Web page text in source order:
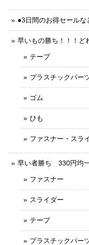
●3日間のお得セール
早いもの勝ち！！！
テープ
プラスチックパー
ゴム
ひも
ファスナー・スラ
早い者勝ち 330円均
ファスナー
スライダー
テープ
プラスチックパー